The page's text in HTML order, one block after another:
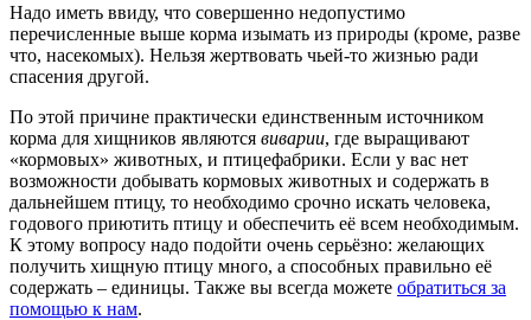
Надо иметь ввиду, что совершенно недопустимо
перечисленные выше корма изымать из природы (кроме, разве
что, насекомых). Нельзя жертвовать чьей-то жизнью ради
спасения другой.
По этой причине практически единственным источником
корма для хищников являются виварии, где выращивают
«кормовых» животных, и птицефабрики. Если у вас нет
возможности добывать кормовых животных и содержать в
дальнейшем птицу, то необходимо срочно искать человека,
годового приютить птицу и обеспечить её всем необходимым.
К этому вопросу надо подойти очень серьёзно: желающих
получить хищную птицу много, а способных правильно её
содержать – единицы. Также вы всегда можете обратиться за
помощью к нам.